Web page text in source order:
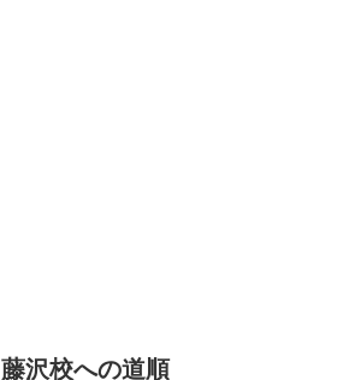
藤沢校への道順